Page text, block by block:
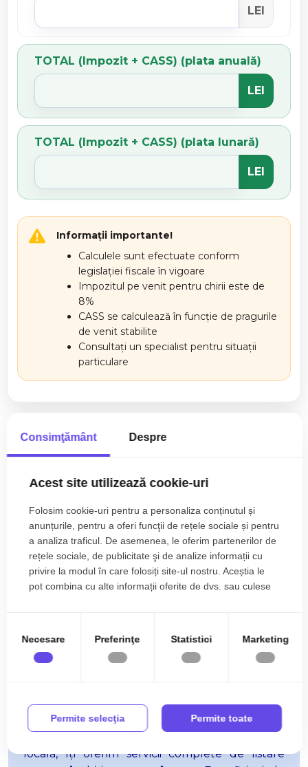
LEI
TOTAL (Impozit + CASS) (plata anuală)
LEI
TOTAL (Impozit + CASS) (plata lunară)
LEI
Informații importante!
Calculele sunt efectuate conform
legislației fiscale în vigoare
Impozitul pe venit pentru chirii este de
8%
CASS se calculează în funcție de pragurile
de venit stabilite
Consultați un specialist pentru situații
particulare
www.vanzarialba.ro
INTERMEDIA- de28 deani !
facem imobiliare impreună !
vânzare ?
Hai să vorbim !
Transformă-ți proprietatea ta din Alba Iulia în
cea mai mareoportunitate de succes. Cu
experiența noastră de 28 ani pe piața imobiliară
locală, îți oferim servicii complete de listare
Consimţământ Despre
Acest site utilizează cookie-uri
Folosim cookie-uri pentru a personaliza conținutul și
anunțurile, pentru a oferi funcţii de rețele sociale și pentru
a analiza traficul. De asemenea, le oferim partenerilor de
rețele sociale, de publicitate şi de analize informații cu
privire la modul în care folosiți site-ul nostru. Aceștia le
pot combina cu alte informații oferite de dvs. sau culese
Necesare Preferinţe Statistici Marketing
Permite selecţia Permite toate